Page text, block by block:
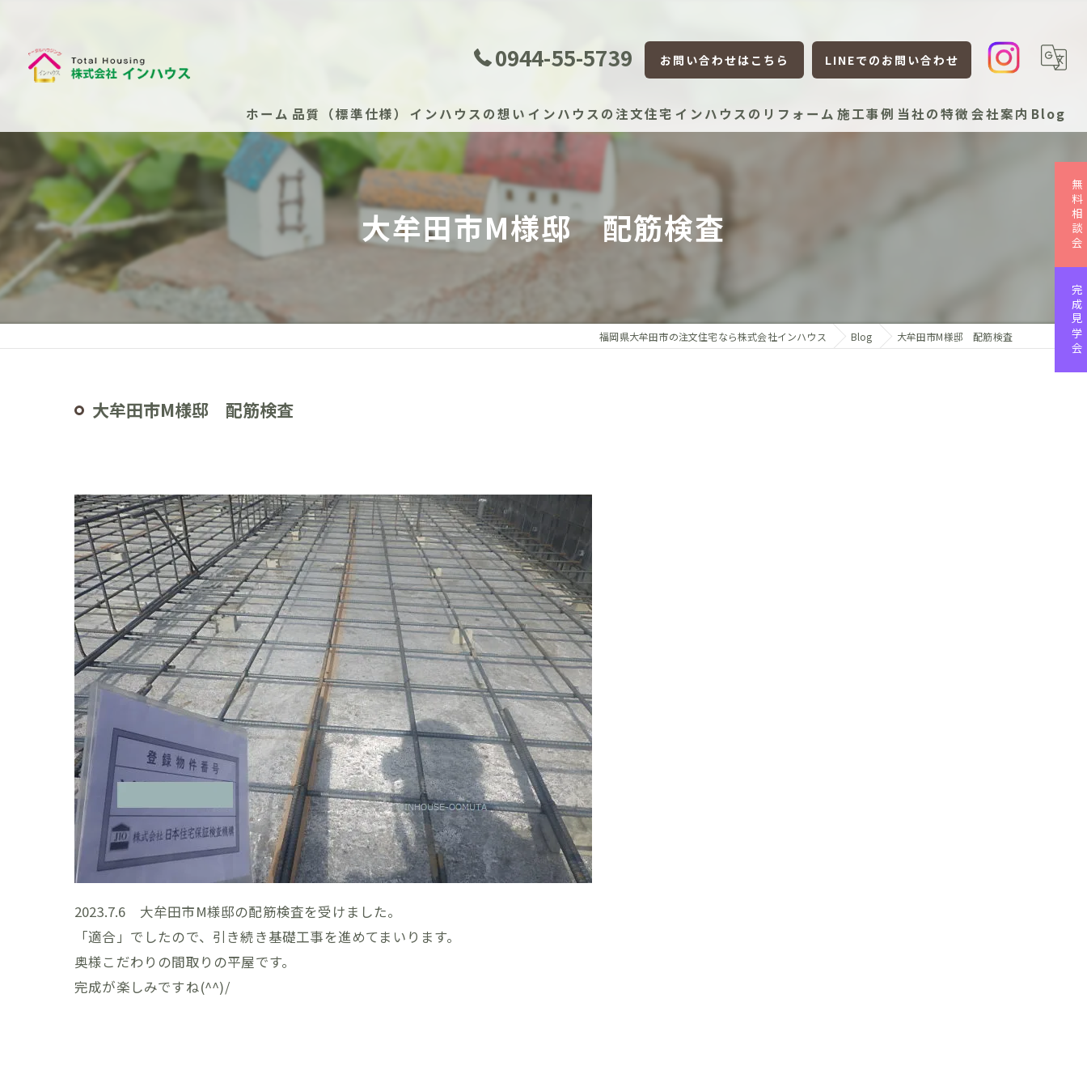
0944-55-5739 お問い合わせはこちら LINEでのお問い合わせ
ホーム 品質（標準仕様）
断熱性能
安心の保証体制
安心の保証制度
インハウスの想い インハウスの注文住宅 インハウスのリフォーム 施工事例 当社の特徴
リフォーム
ローコスト
会社案内 Blog
大牟田市M様邸 配筋検査
福岡県大牟田市の注文住宅なら株式会社インハウス Blog 大牟田市M様邸 配筋検査
大牟田市M様邸 配筋検査
2023.7.6 大牟田市M様邸の配筋検査を受けました。
「適合」でしたので、引き続き基礎工事を進めてまいります。
奥様こだわりの間取りの平屋です。
完成が楽しみですね(^^)/
無料相談会
完成見学会